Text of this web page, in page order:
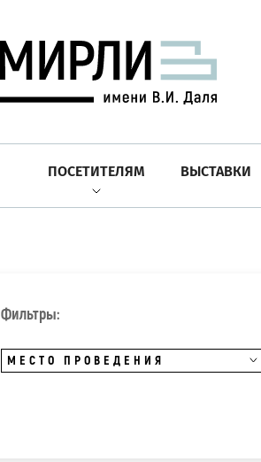
ПОСЕТИТЕЛЯМ ВЫСТАВКИ
Фильтры:
МЕСТО ПРОВЕДЕНИЯ